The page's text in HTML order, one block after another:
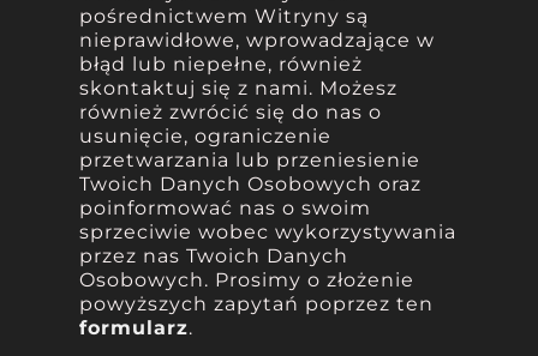
pośrednictwem Witryny są
nieprawidłowe, wprowadzające w
błąd lub niepełne, również
skontaktuj się z nami. Możesz
również zwrócić się do nas o
usunięcie, ograniczenie
przetwarzania lub przeniesienie
Twoich Danych Osobowych oraz
poinformować nas o swoim
sprzeciwie wobec wykorzystywania
przez nas Twoich Danych
Osobowych. Prosimy o złożenie
powyższych zapytań poprzez ten
formularz.